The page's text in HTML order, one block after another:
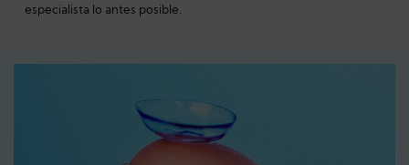
especialista lo antes posible.